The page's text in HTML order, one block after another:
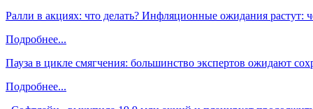
Ралли в акциях: что делать? Инфляционные ожидания
Подробнее...
Пауза в цикле смягчения: большинство экспертов ожидают
Подробнее...